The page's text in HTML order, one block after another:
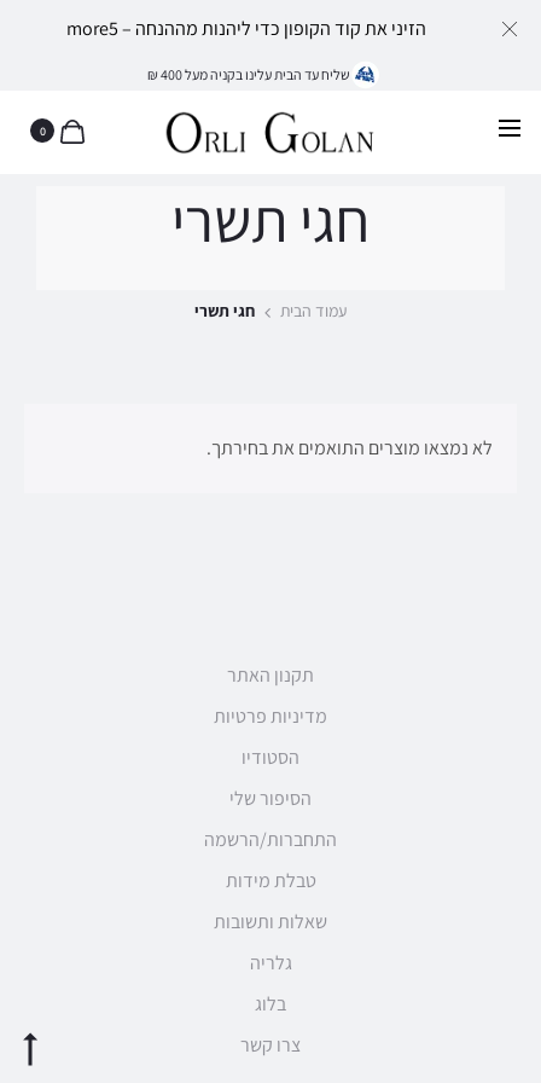
שליח עד הבית עלינו בקניה מעל 400 ₪
0
חגי תשרי
עמוד הבית חגי תשרי
לא נמצאו מוצרים התואמים את בחירתך.
תקנון האתר
מדיניות פרטיות
הסטודיו
הסיפור שלי
התחברות/הרשמה
טבלת מידות
שאלות ותשובות
גלריה
בלוג
צרו קשר
הזיני את קוד הקופון כדי ליהנות מההנחה – more5